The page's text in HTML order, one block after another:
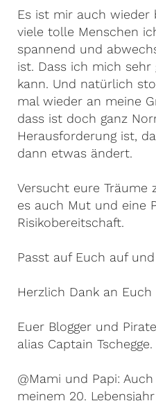
Es ist mir auch wieder
viele tolle Menschen
spannend und
ist. Dass ich mich
kann. Und natürlich
mal wieder an meine
dass ist doch ganz
Herausforderung ist,
dann etwas ändert.
Versucht eure Träume
es auch Mut und eine
Risikobereitschaft.
Passt auf Euch auf
Herzlich Dank an Euch
Euer Blogger und
alias Captain Tschegge.
@Mami und Papi:
meinem 20.